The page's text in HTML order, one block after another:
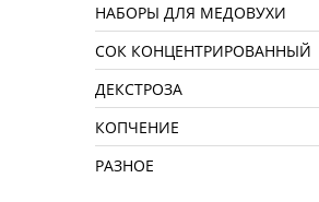
НАБОРЫ ДЛЯ МЕДОВУХИ
СОК КОНЦЕНТРИРОВАННЫЙ
ДЕКСТРОЗА
КОПЧЕНИЕ
РАЗНОЕ